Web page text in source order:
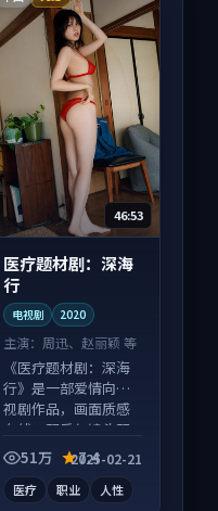
46:53
医疗题材剧：深海
行
电视剧 2020
主演： 周迅、赵丽颖 等
《医疗题材剧：深海
行》是一部爱情向电
视剧作品，画面质感
在线，配乐与镜头配
合度高。
51万 7.4
2025-02-21
医疗 职业 人性